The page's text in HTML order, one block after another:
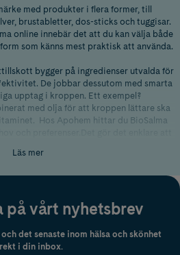
med produkter i flera former, till
brustabletter, dos-sticks och tuggisar.
online innebär det att du kan välja både
som känns mest praktisk att använda.
bygger på ingredienser utvalda för
De jobbar dessutom med smarta
upptag i kroppen. Ett exempel?
med olja för att kroppen lättare ska
Hos Apohem hittar du BioSalma
Läs mer
på vårt nyhetsbrev
det senaste inom hälsa och skönhet
i din inbox.